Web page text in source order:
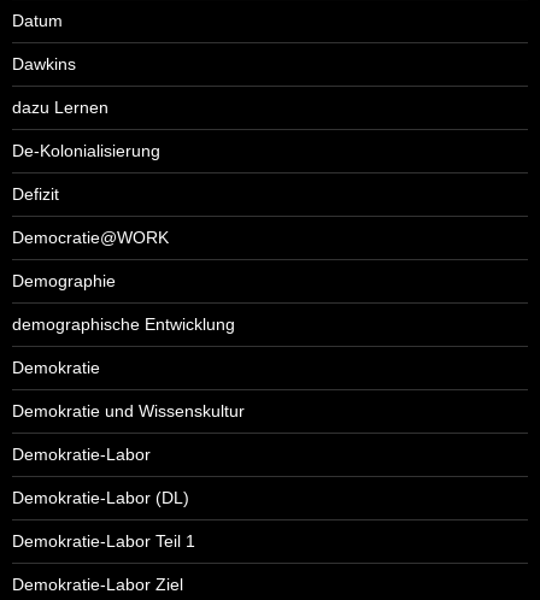
Datum
Dawkins
dazu Lernen
De-Kolonialisierung
Defizit
Democratie@WORK
Demographie
demographische Entwicklung
Demokratie
Demokratie und Wissenskultur
Demokratie-Labor
Demokratie-Labor (DL)
Demokratie-Labor Teil 1
Demokratie-Labor Ziel